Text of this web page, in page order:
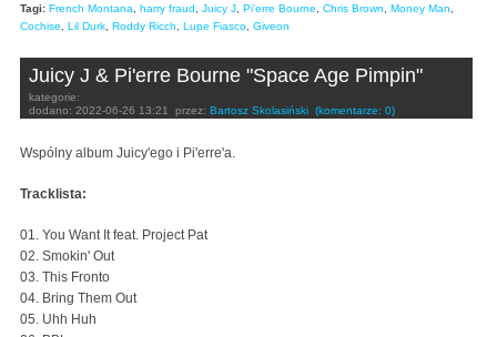
Tagi: French Montana harry fraud Juicy J Pi'erre Bourne Chris Brown Money Man
Cochise
Lil Durk Roddy Ricch Lupe Fiasco Giveon
Juicy J & Pi'erre Bourne "Space Age Pimpin"
kategorie:
dodano: 2022-06-26 13:21 przez: Bartosz Skolasiński (komentarze: 0)
Wspólny album Juicy'ego i Pi'erre'a.
Tracklista:
01. You Want It feat. Project Pat
02. Smokin' Out
03. This Fronto
04. Bring Them Out
05. Uhh Huh